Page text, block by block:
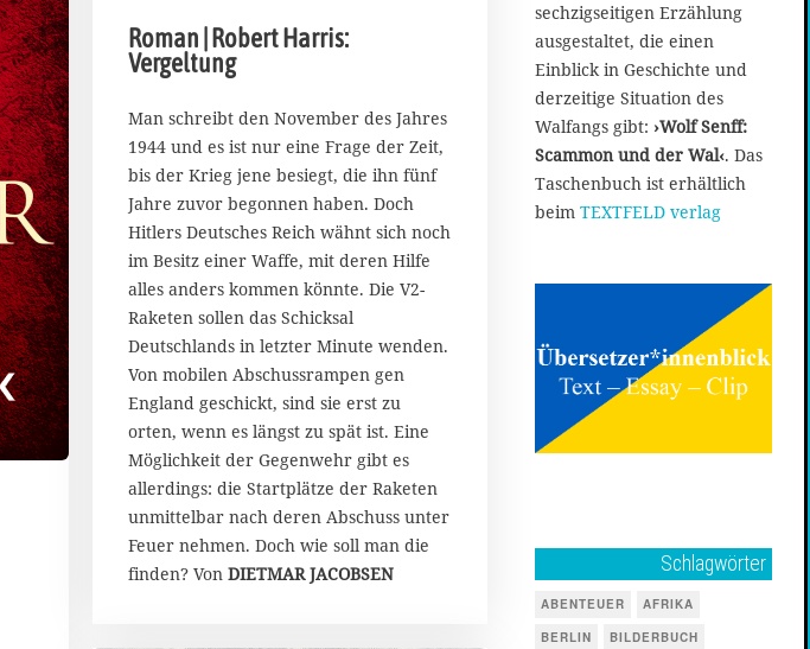
O
o
b
r
2
0
2
1
Roman | Robert Harris:
Vergeltung
Man schreibt den November des Jahres
1944 und es ist nur eine Frage der Zeit,
bis der Krieg jene besiegt, die ihn fünf
Jahre zuvor begonnen haben. Doch
Hitlers Deutsches Reich wähnt sich noch
im Besitz einer Waffe, mit deren Hilfe
alles anders kommen könnte. Die V2-
Raketen sollen das Schicksal
Deutschlands in letzter Minute wenden.
Von mobilen Abschussrampen gen
England geschickt, sind sie erst zu
orten, wenn es längst zu spät ist. Eine
Möglichkeit der Gegenwehr gibt es
allerdings: die Startplätze der Raketen
unmittelbar nach deren Abschuss unter
Feuer nehmen. Doch wie soll man die
finden? Von DIETMAR JACOBSEN
sechzigseitigen Erzählung
ausgestaltet, die einen
Einblick in Geschichte und
derzeitige Situation des
Walfangs gibt: ›Wolf Senff:
Scammon und der Wal‹. Das
Taschenbuch ist erhältlich
beim TEXTFELD verlag
Schlagwörter
ABENTEUER
AFRIKA
BERLIN
BILDERBUCH